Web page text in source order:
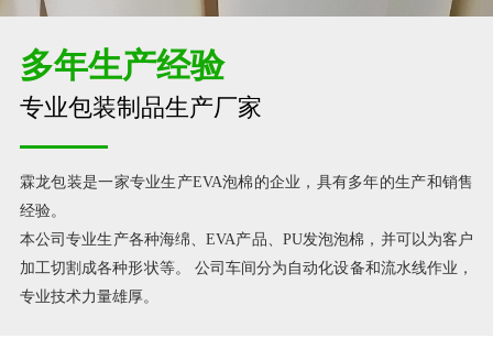
多年生产经验
专业包装制品生产厂家
霖龙包装是一家专业生产EVA泡棉的企业，具有多年的生产和销售
经验。
本公司专业生产各种海绵、EVA产品、PU发泡泡棉，并可以为客户
加工切割成各种形状等。 公司车间分为自动化设备和流水线作业，
专业技术力量雄厚。